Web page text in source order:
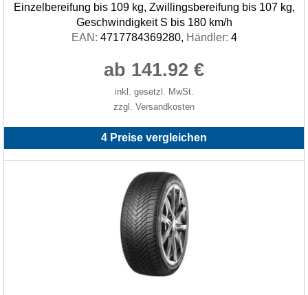
Einzelbereifung bis 109 kg, Zwillingsbereifung bis 107 kg,
Geschwindigkeit S bis 180 km/h
EAN: 4717784369280, Händler: 4
ab 141.92 €
inkl. gesetzl. MwSt.
zzgl. Versandkosten
4 Preise vergleichen